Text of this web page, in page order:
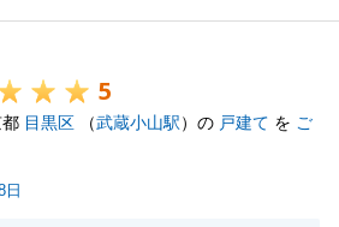
成長と、Ｍ様ご家族のご多幸をお
どございましたらお気軽にご連絡
しくお願い申し上げます。
5
目黒区 （武蔵小山駅）の 戸建て を ご
日